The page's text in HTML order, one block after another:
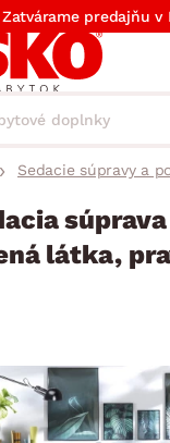
Zatvárame predajňu v
Sedacie súpravy a
látka,